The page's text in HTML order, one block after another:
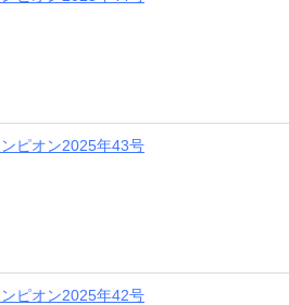
ピオン2025年43号
ピオン2025年42号